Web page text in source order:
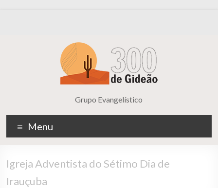
Grupo Evangelístico
Menu
Igreja Adventista do Sétimo Dia de
Irauçuba